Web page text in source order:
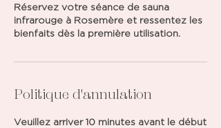
Réservez votre séance de sauna
infrarouge à Rosemère et ressentez les
bienfaits dès la première utilisation.
Politique d'annulation
Veuillez arriver 10 minutes avant le début